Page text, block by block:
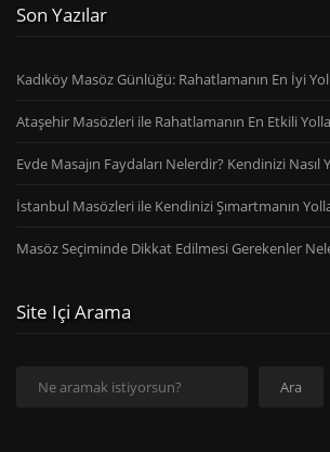
Son Yazılar
Kadıköy Masöz Günlüğü: Rahatlamanın En İyi
Ataşehir Masözleri ile Rahatlamanın En Etkili
Evde Masajın Faydaları Nelerdir? Kendinizi Nasıl
İstanbul Masözleri ile Kendinizi Şımartmanın
Masöz Seçiminde Dikkat Edilmesi Gerekenler
Site Içi Arama
Ara